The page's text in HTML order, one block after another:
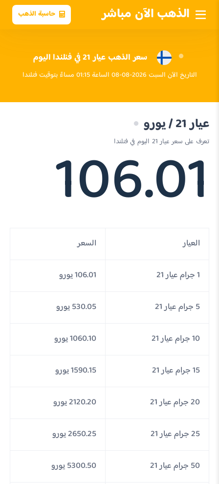
الذهب الآن مباشر حاسبة الذهب
سعر الذهب عيار 21 في فنلندا اليوم
التاريخ الآن السبت 2026-08-08 الساعة 01:15 مساءً بتوقيت فنلندا
عيار 21 / يورو
تعرف على سعر عيار 21 اليوم في فنلندا
106.01
العيار السعر
1 جرام عيار 21 106.01 يورو
5 جرام عيار 21 530.05 يورو
10 جرام عيار 21 1060.10 يورو
15 جرام عيار 21 1590.15 يورو
20 جرام عيار 21 2120.20 يورو
25 جرام عيار 21 2650.25 يورو
50 جرام عيار 21 5300.50 يورو